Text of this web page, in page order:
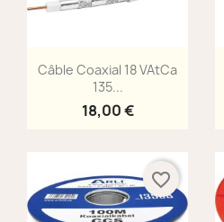
Aperçu rapide
Câble Coaxial 18 VAtCa
135...
18,00 €
favorite_border